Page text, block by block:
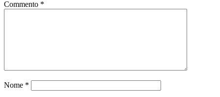
Commento *
Nome *